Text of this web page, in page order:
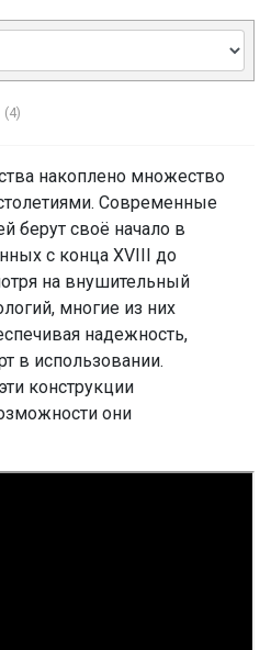
(4)
накоплено множество
Современные
берут своё начало в
с конца XVIII до
на внушительный
многие из них
надежность,
в использовании.
конструкции
они